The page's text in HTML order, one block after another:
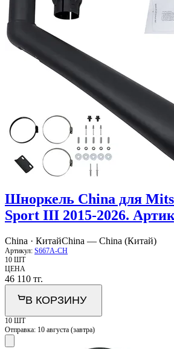
Шноркель China для
Sport III 2015-2026.
China · КитайChina — China (Китай)
Артикул: S667A-CH
10 ШТ
ЦЕНА
46 110 тг.
В КОРЗИНУ
10 ШТ
Отправка: 10 августа (завтра)